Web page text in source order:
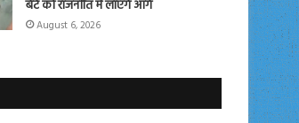
बेटे को राजनीति में लाएंगे आगे
August 6, 2026